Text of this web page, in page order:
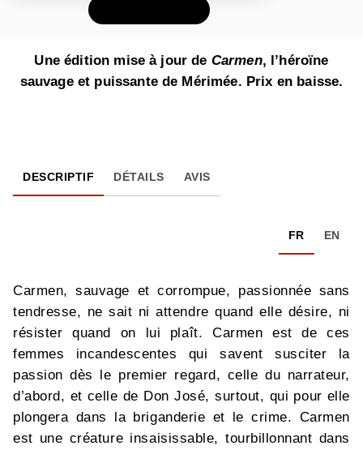
Une édition mise à jour de Carmen, l’héroïne
sauvage et puissante de Mérimée. Prix en baisse.
DESCRIPTIF DÉTAILS AVIS
FR EN
Carmen, sauvage et corrompue, passionnée sans
tendresse, ne sait ni attendre quand elle désire, ni
résister quand on lui plaît. Carmen est de ces
femmes incandescentes qui savent susciter la
passion dès le premier regard, celle du narrateur,
d’abord, et celle de Don José, surtout, qui pour elle
plongera dans la briganderie et le crime. Carmen
est une créature insaisissable, tourbillonnant dans